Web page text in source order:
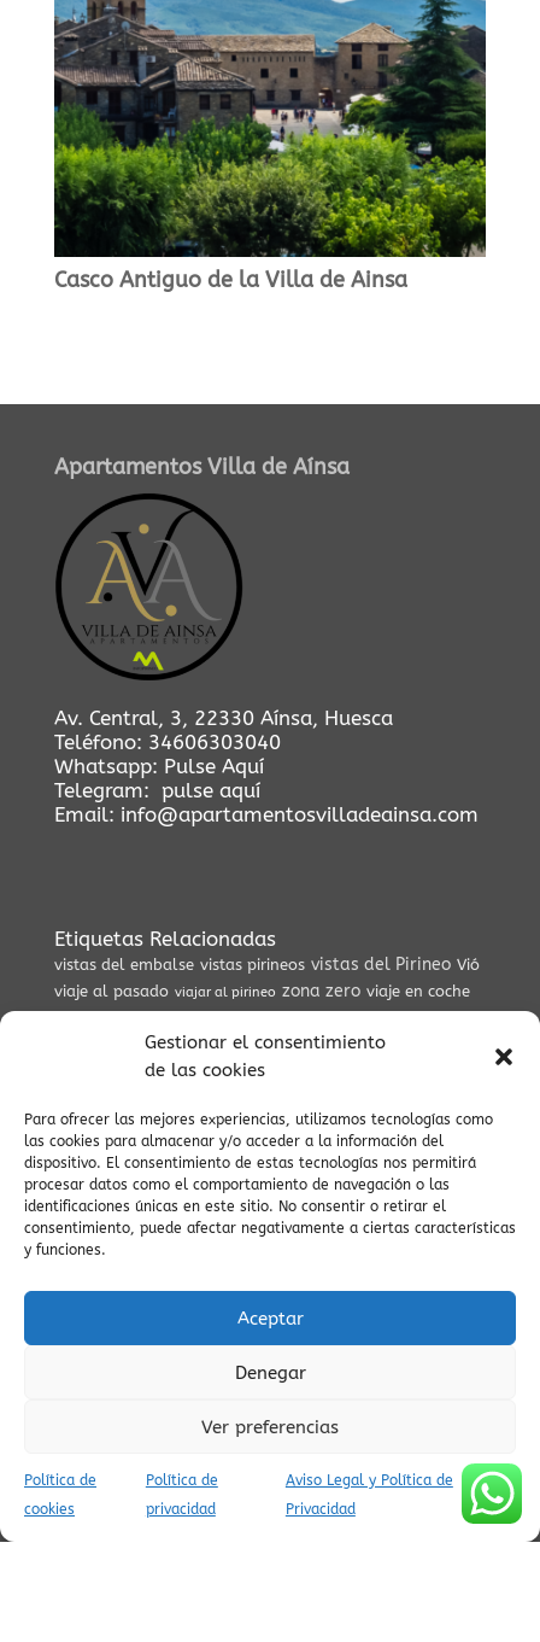
Gestionar el consentimiento
de las cookies
Para ofrecer las mejores experiencias, utilizamos tecnologías como
las cookies para almacenar y/o acceder a la información del
dispositivo. El consentimiento de estas tecnologías nos permitirá
procesar datos como el comportamiento de navegación o las
identificaciones únicas en este sitio. No consentir o retirar el
consentimiento, puede afectar negativamente a ciertas características
y funciones.
Aceptar
Denegar
Ver preferencias
Política de
cookies
Política de
privacidad
Aviso Legal y Política de
Privacidad
Casco Antiguo de la Villa de Ainsa
Apartamentos Villa de Aínsa
Av. Central, 3, 22330 Aínsa, Huesca
Teléfono: 34606303040
Whatsapp: Pulse Aquí
Telegram: pulse aquí
Email: info@apartamentosvilladeainsa.com
Etiquetas Relacionadas
vistas del embalse vistas pirineos vistas del Pirineo Vió
viaje al pasado viajar al pirineo zona zero viaje en coche
villa de ainsa zona zero enduro
viajes culturales zona zero btt
viajes auténticos viajes con encanto
viajar a ainsa villa medieval vistas
espectaculares visitas culturales viaje espiritual
vistas al Cinca vida cultural en pueblos viajes a Ainsa
viajes conscientes Valle del Yaga vida tradicional
vistas panorámicas
valle escondido viajes tranquilos
guiadas Vía Verde Ara
AVISO LEGAL Y POLÍTICA DE PRIVACIDAD
POLÍTICA DE COOKIES (UE)